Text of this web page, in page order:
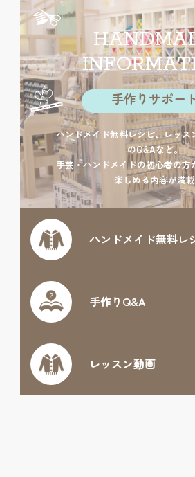
手作りサポー
ハンドメイド無料レシピ、レッス
のQ&Aなど。
手芸・ハンドメイドの初心者の方
楽しめる内容が満載
ハンドメイド無料レ
手作りQ&A
レッスン動画